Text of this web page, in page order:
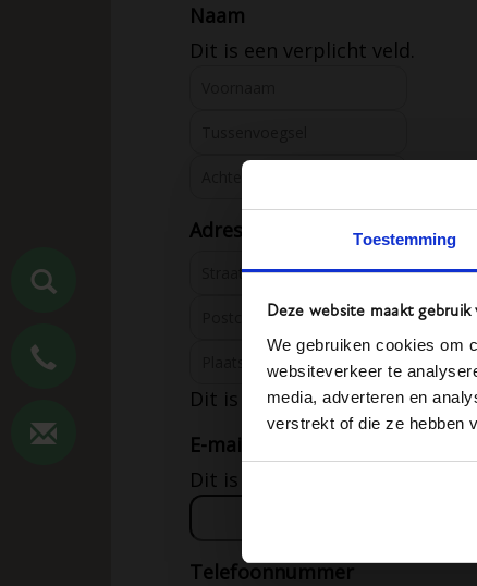
Toestemming
Deze website maakt gebruik
We gebruiken cookies om
websiteverkeer te
media, adverteren en
verstrekt of die ze hebben
Naam
Dit is een verplicht veld.
Adres
Dit is een verplicht veld.
E-mailadres
Dit is een verplicht veld.
Telefoonnummer